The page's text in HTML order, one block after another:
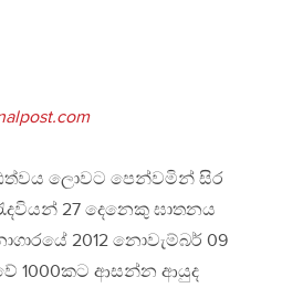
ලොවට පෙන්වමින් සිර
27 දෙනෙකු ඝාතනය
2012 නොවැම්බර් 09
1000කට ආසන්න ආයුද